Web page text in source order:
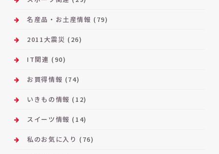
名産品・お土産情報 (79)
2011大震災 (26)
IT関連 (90)
お買得情報 (74)
いきもの情報 (12)
スイーツ情報 (14)
私のお気に入り (76)